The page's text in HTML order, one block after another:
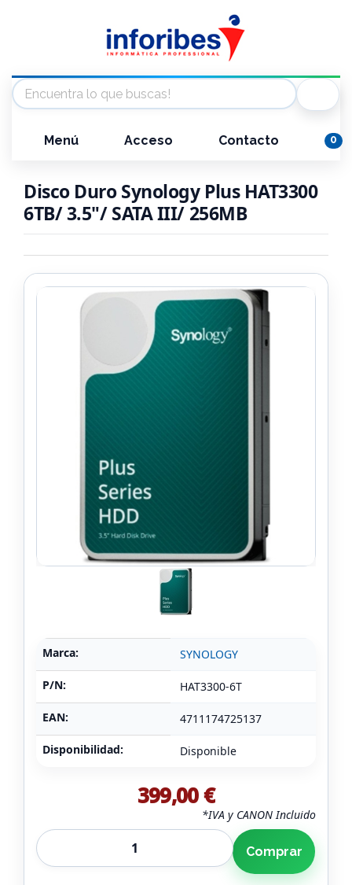
Menú Acceso Contacto 0
Disco Duro Synology Plus HAT3300
6TB/ 3.5"/ SATA III/ 256MB
Marca: SYNOLOGY
P/N: HAT3300-6T
EAN: 4711174725137
Disponibilidad: Disponible
399,00 €
*IVA y CANON Incluido
Comprar